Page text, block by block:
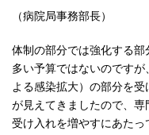
（病院局事務部長）
体制の部分では強化する
多い予算ではないのです
よる感染拡大）の部分を
が見えてきましたので、専
受け入れを増やすにあた